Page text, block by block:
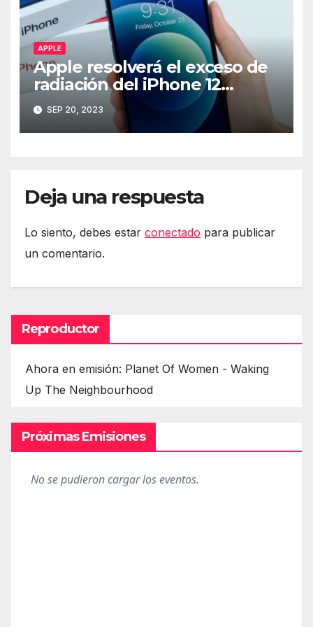
APPLE
Apple resolverá el exceso de
radiación del iPhone 12
mediante software
SEP 20, 2023
Deja una respuesta
Lo siento, debes estar conectado para publicar
un comentario.
Reproductor
Ahora en emisión: Planet Of Women - Waking
Up The Neighbourhood
Próximas Emisiones